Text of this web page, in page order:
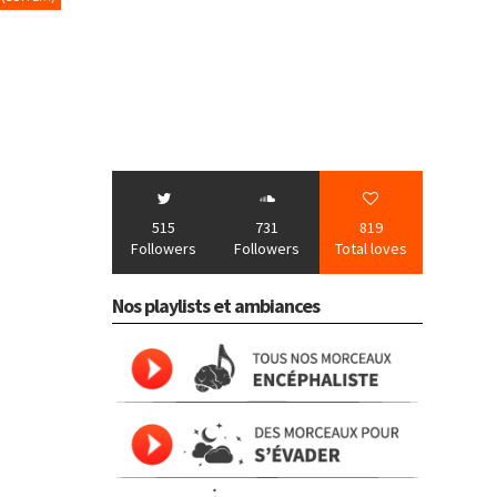
515
Followers
731
Followers
819
Total loves
Nos playlists et ambiances